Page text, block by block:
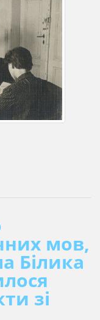
мов,
Білика
зі